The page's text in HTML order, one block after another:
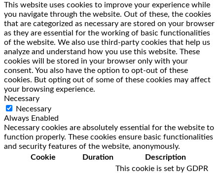
This website uses cookies to improve your experience while
you navigate through the website. Out of these, the cookies
that are categorized as necessary are stored on your browser
as they are essential for the working of basic functionalities
of the website. We also use third-party cookies that help us
analyze and understand how you use this website. These
cookies will be stored in your browser only with your
consent. You also have the option to opt-out of these
cookies. But opting out of some of these cookies may affect
your browsing experience.
Necessary
Necessary
Always Enabled
Necessary cookies are absolutely essential for the website to
function properly. These cookies ensure basic functionalities
and security features of the website, anonymously.
Cookie
Duration Description
This cookie is set by GDPR